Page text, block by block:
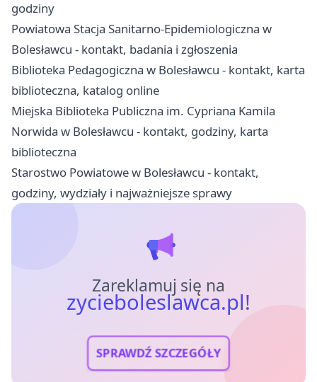
godziny
Powiatowa Stacja Sanitarno-Epidemiologiczna w
Bolesławcu - kontakt, badania i zgłoszenia
Biblioteka Pedagogiczna w Bolesławcu - kontakt, karta
biblioteczna, katalog online
Miejska Biblioteka Publiczna im. Cypriana Kamila
Norwida w Bolesławcu - kontakt, godziny, karta
biblioteczna
Starostwo Powiatowe w Bolesławcu - kontakt,
godziny, wydziały i najważniejsze sprawy
Zareklamuj się na
zycieboleslawca.pl!
SPRAWDŹ SZCZEGÓŁY